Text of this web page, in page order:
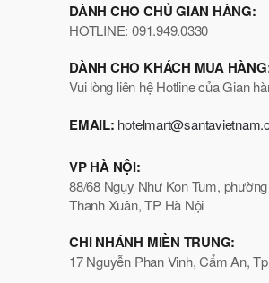
DÀNH CHO CHỦ GIAN HÀNG:
HOTLINE: 091.949.0330
DÀNH CHO KHÁCH MUA
Vui lòng liên hệ Hotline của Gian
EMAIL:
VP HÀ NỘI:
88/68 Ngụy Như Kon Tum,
Thanh Xuân, TP Hà Nội
CHI NHÁNH MIỀN TRUNG:
17 Nguyễn Phan Vinh, Cẩm An,